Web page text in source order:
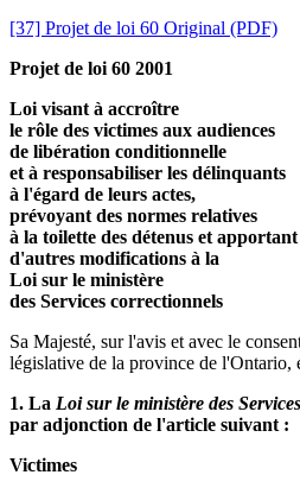
[37] Projet de loi 60 Original (PDF)
Projet de loi 60 2001
Loi visant à accroître
le rôle des victimes aux audiences
de libération conditionnelle
et à responsabiliser les délinquants
à l'égard de leurs actes,
prévoyant des normes relatives
à la toilette des détenus et apportant
d'autres modifications à la
Loi sur le ministère
des Services correctionnels
Sa Majesté, sur l'avis et avec le
législative de la province de l'Ontario,
1. La Loi sur le ministère des
par adjonction de l'article suivant :
Victimes